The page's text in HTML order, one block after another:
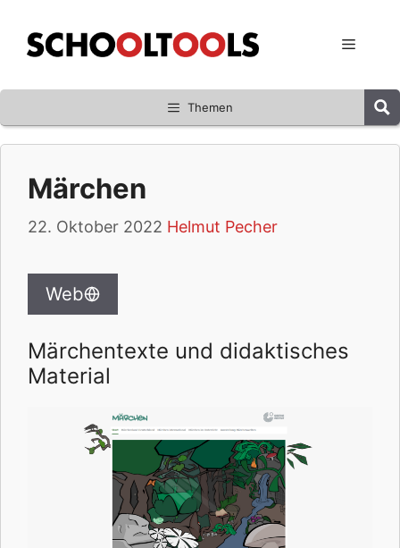
Inhalt
springen
Menü
Themen
Märchen
22. Oktober 2022 Helmut Pecher
Web
Märchentexte und didaktisches
Material